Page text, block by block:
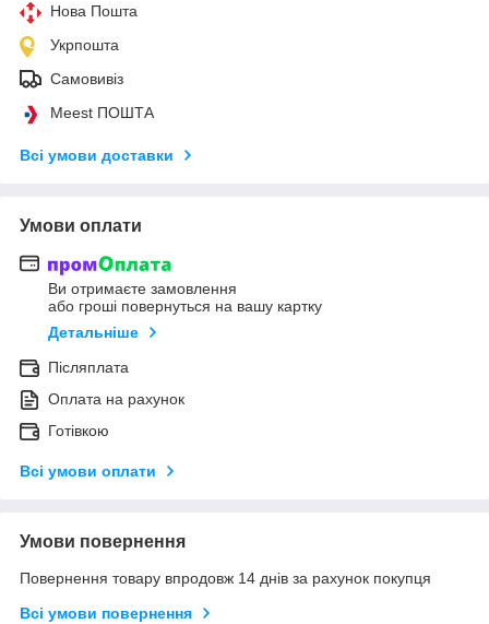
Нова Пошта
Укрпошта
Самовивіз
Meest ПОШТА
Всі умови доставки
Умови оплати
Ви отримаєте замовлення
або гроші повернуться на вашу картку
Детальніше
Післяплата
Оплата на рахунок
Готівкою
Всі умови оплати
Умови повернення
Повернення товару впродовж 14 днів за рахунок покупця
Всі умови повернення